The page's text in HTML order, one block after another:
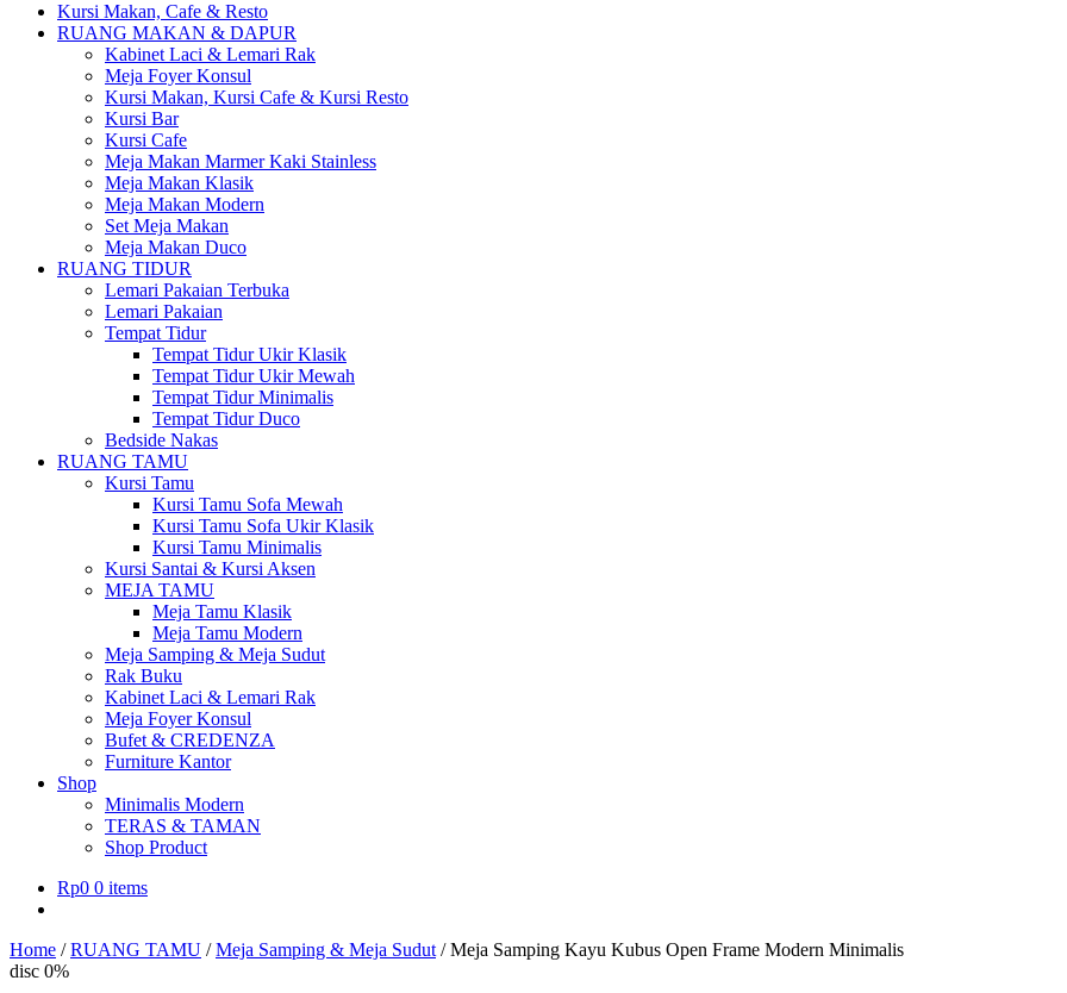
Kursi Makan, Cafe & Resto
RUANG MAKAN & DAPUR
Kabinet Laci & Lemari Rak
Meja Foyer Konsul
Kursi Makan, Kursi Cafe & Kursi Resto
Kursi Bar
Kursi Cafe
Meja Makan Marmer Kaki Stainless
Meja Makan Klasik
Meja Makan Modern
Set Meja Makan
Meja Makan Duco
RUANG TIDUR
Lemari Pakaian Terbuka
Lemari Pakaian
Tempat Tidur
Tempat Tidur Ukir Klasik
Tempat Tidur Ukir Mewah
Tempat Tidur Minimalis
Tempat Tidur Duco
Bedside Nakas
RUANG TAMU
Kursi Tamu
Kursi Tamu Sofa Mewah
Kursi Tamu Sofa Ukir Klasik
Kursi Tamu Minimalis
Kursi Santai & Kursi Aksen
MEJA TAMU
Meja Tamu Klasik
Meja Tamu Modern
Meja Samping & Meja Sudut
Rak Buku
Kabinet Laci & Lemari Rak
Meja Foyer Konsul
Bufet & CREDENZA
Furniture Kantor
Shop
Minimalis Modern
TERAS & TAMAN
Shop Product
Rp0 0 items
Home /RUANG TAMU /Meja Samping & Meja Sudut /Meja Samping Kayu Kubus Open Frame Modern Minimalis
disc 0%